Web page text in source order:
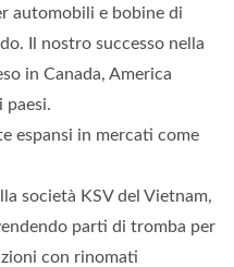
automobili e bobine di
Il nostro successo nella
in Canada, America
paesi.
espansi in mercati come
società KSV del Vietnam,
parti di tromba per
con rinomati